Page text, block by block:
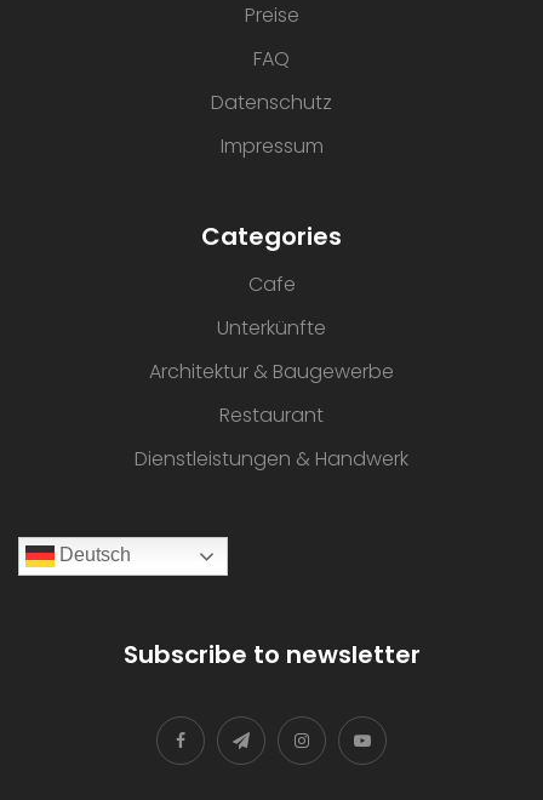
Preise
FAQ
Datenschutz
Impressum
Categories
Cafe
Unterkünfte
Architektur & Baugewerbe
Restaurant
Dienstleistungen & Handwerk
Deutsch
Subscribe to newsletter